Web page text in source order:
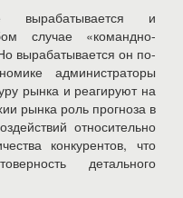
вырабатывается и
случае «командно-
вырабатывается он по-
администраторы
рынка и реагируют на
рынка роль прогноза в
относительно
конкурентов, что
детального